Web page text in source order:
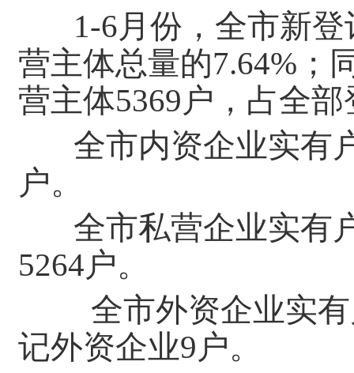
1-6月份，全市新登
营主体总量的7.64%；
营主体5369户，占全
全市内资企业实有
户。
全市私营企业实有
5264户。
全市外资企业实有
记外资企业9 户。